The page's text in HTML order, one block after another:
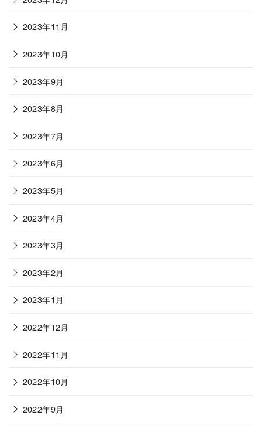
2023年11月
2023年10月
2023年9月
2023年8月
2023年7月
2023年6月
2023年5月
2023年4月
2023年3月
2023年2月
2023年1月
2022年12月
2022年11月
2022年10月
2022年9月